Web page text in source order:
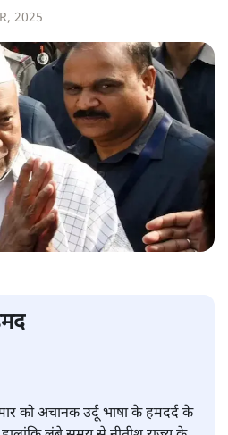
2025
को अचानक उर्दू भाषा के हमदर्द के